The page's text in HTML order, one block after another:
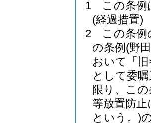
1
この条例
(経過措置)
2
この条
の条例 (野
おいて「
として委
限り、こ
等放置防
という。)